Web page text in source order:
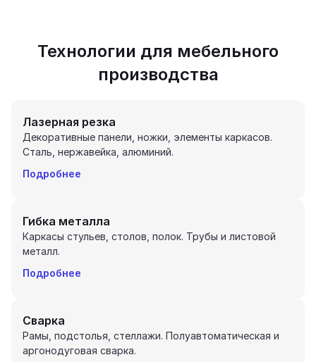
Технологии для мебельного
производства
Лазерная резка
Декоративные панели, ножки, элементы каркасов.
Сталь, нержавейка, алюминий.
Подробнее
Гибка металла
Каркасы стульев, столов, полок. Трубы и листовой
металл.
Подробнее
Сварка
Рамы, подстолья, стеллажи. Полуавтоматическая и
аргонодуговая сварка.